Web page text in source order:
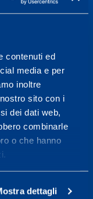
contenuti ed
media e per
inoltre
sito con i
dei dati web,
combinarle
o che hanno
dettagli